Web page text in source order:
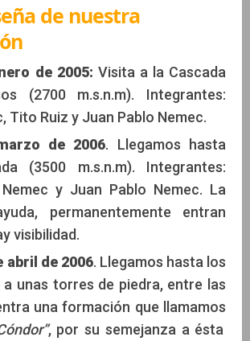
de nuestra
de 2005: Visita a la Cascada
(2700 m.s.n.m). Integrantes:
Tito Ruiz y Juan Pablo Nemec.
de 2006. Llegamos hasta
(3500 m.s.n.m). Integrantes:
y Juan Pablo Nemec. La
permanentemente entran
visibilidad.
abril de 2006. Llegamos hasta los
a unas torres de piedra, entre las
una formación que llamamos
, por su semejanza a ésta